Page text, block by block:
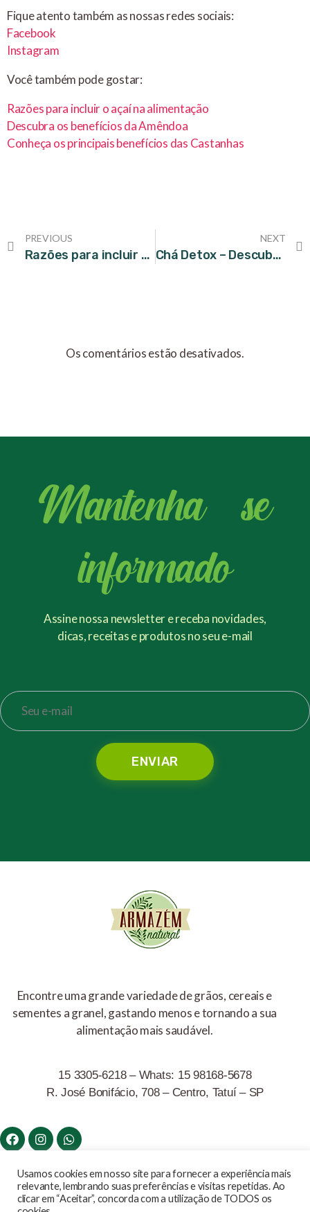
Fique atento também as nossas redes sociais:
Facebook
Instagram
Você também pode gostar:
Razões para incluir o açaí na alimentação
Descubra os benefícios da Amêndoa
Conheça os principais benefícios das Castanhas
PREVIOUS
Razões para incluir o açaí na alimentação
NEXT
Chá Detox – Descubra para que serve e suas funções
Os comentários estão desativados.
Encontre uma grande variedade de grãos, cereais e
sementes a granel, gastando menos e tornando a sua
alimentação mais saudável.
15 3305-6218 – Whats: 15 98168-5678
R. José Bonifácio, 708 – Centro, Tatuí – SP
Armazem Natural © Todos os direitos reservados Copyrights
2020
Mantenha - se
informado
Assine nossa newsletter e receba novidades,
dicas, receitas e produtos no seu e-mail
Usamos cookies em nosso site para fornecer a experiência mais
relevante, lembrando suas preferências e visitas repetidas. Ao
clicar em “Aceitar”, concorda com a utilização de TODOS os